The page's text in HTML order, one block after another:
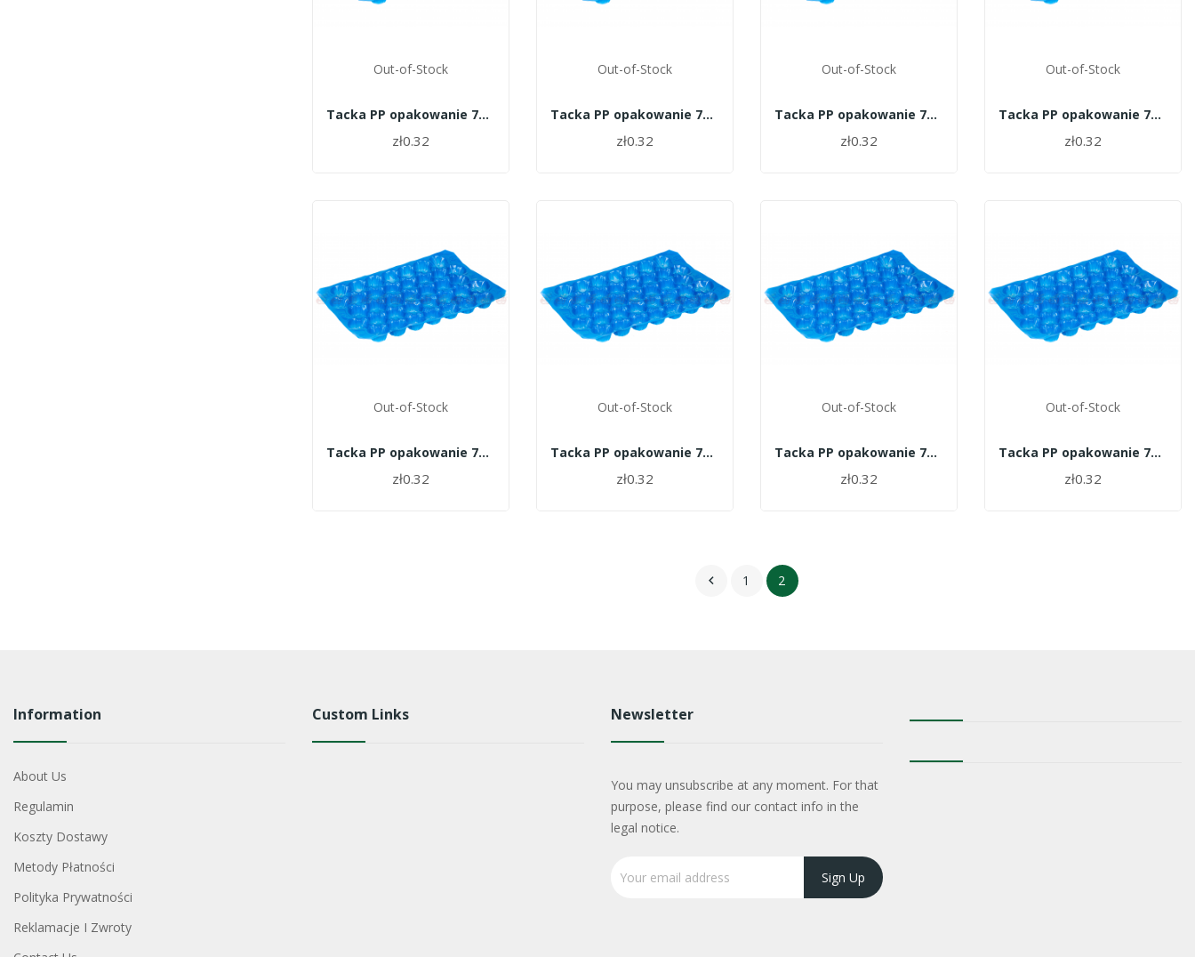
Out-of-Stock
Tacka PP opakowanie 700szt. - 37
zł0.32
Out-of-Stock
Tacka PP opakowanie 700szt. - 35
zł0.32
Out-of-Stock
Tacka PP opakowanie 700szt. - 33
zł0.32
Out-of-Stock
Tacka PP opakowanie 700szt. - 30
zł0.32
Out-of-Stock
Tacka PP opakowanie 700szt. - 27
zł0.32
Out-of-Stock
Tacka PP opakowanie 700szt. - 26
zł0.32
Out-of-Stock
Tacka PP opakowanie 700 szt. - 25
zł0.32
Out-of-Stock
Tacka PP opakowanie 700 szt. 22
zł0.32
 1 2
Information
About Us
Regulamin
Koszty Dostawy
Metody Płatności
Polityka Prywatności
Reklamacje I Zwroty
Custom Links Newsletter
You may unsubscribe at any moment. For that
purpose, please find our contact info in the
legal notice.